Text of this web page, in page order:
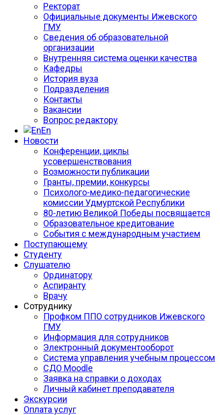
Ректорат
Официальные документы Ижевского
ГМУ
Сведения об образовательной
организации
Внутренняя система оценки качества
Кафедры
История вуза
Подразделения
Контакты
Вакансии
Вопрос редактору
En
Новости
Конференции, циклы
усовершенствования
Возможности публикации
Гранты, премии, конкурсы
Психолого-медико-педагогические
комиссии Удмуртской Республики
80-летию Великой Победы посвящается
Образовательное кредитование
События с международным участием
Поступающему
Студенту
Слушателю
Ординатору
Аспиранту
Врачу
Сотруднику
Профком ППО сотрудников Ижевского
ГМУ
Информация для сотрудников
Электронный документооборот
Система управления учебным процессом
СДО Moodle
Заявка на справки о доходах
Личный кабинет преподавателя
Экскурсии
Оплата услуг